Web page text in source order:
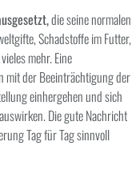
die seine normalen
Schadstoffe im Futter,
mehr. Eine
mit der Beeinträchtigung der
einhergehen und sich
Die gute Nachricht
Tag für Tag sinnvoll